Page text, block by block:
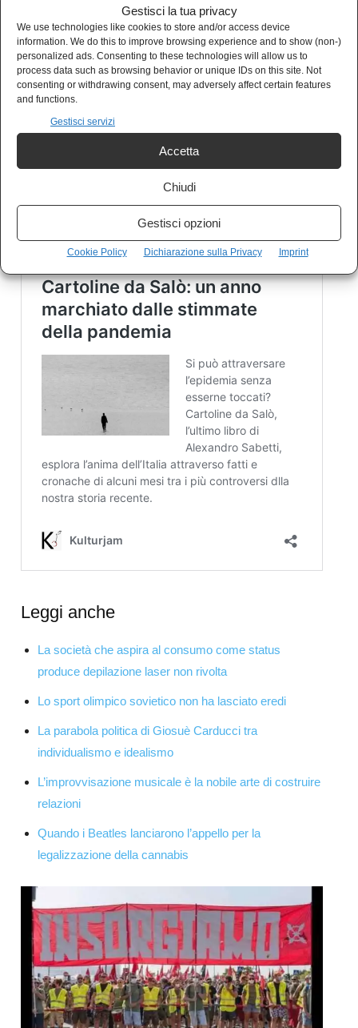
Gestisci la tua privacy
We use technologies like cookies to store and/or access device
information. We do this to improve browsing experience and to show (non-)
personalized ads. Consenting to these technologies will allow us to
process data such as browsing behavior or unique IDs on this site. Not
consenting or withdrawing consent, may adversely affect certain features
and functions.
Gestisci servizi
Accetta
Chiudi
Gestisci opzioni
Cookie Policy Dichiarazione sulla Privacy Imprint
delle persone e dell’ambiente.
Sosteniamo la proposta approvata
dall’assemblea della GKN, aderendo alla
raccolta firme lanciata dal collettivo di fabbrica,
da giuristi democratici e da noti accademici
firmando la petizione aquesto link.
Leggi anche
La società che aspira al consumo come status
produce depilazione laser non rivolta
Lo sport olimpico sovietico non ha lasciato eredi
La parabola politica di Giosuè Carducci tra
individualismo e idealismo
L’improvvisazione musicale è la nobile arte di costruire
relazioni
Quando i Beatles lanciarono l’appello per la
legalizzazione della cannabis